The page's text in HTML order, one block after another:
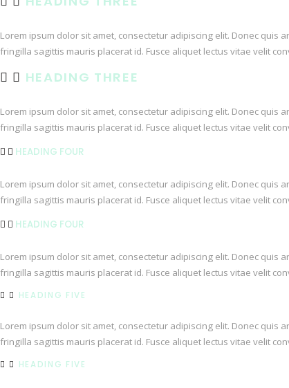
Lorem ipsum dolor sit amet, consectetur adipiscing elit. Donec quis
fringilla sagittis mauris placerat id. Fusce aliquet lectus vitae velit
HEADING THREE
Lorem ipsum dolor sit amet, consectetur adipiscing elit. Donec quis
fringilla sagittis mauris placerat id. Fusce aliquet lectus vitae velit
HEADING FOUR
Lorem ipsum dolor sit amet, consectetur adipiscing elit. Donec quis
fringilla sagittis mauris placerat id. Fusce aliquet lectus vitae velit
HEADING FOUR
Lorem ipsum dolor sit amet, consectetur adipiscing elit. Donec quis
fringilla sagittis mauris placerat id. Fusce aliquet lectus vitae velit
HEADING FIVE
Lorem ipsum dolor sit amet, consectetur adipiscing elit. Donec quis
fringilla sagittis mauris placerat id. Fusce aliquet lectus vitae velit
HEADING FIVE